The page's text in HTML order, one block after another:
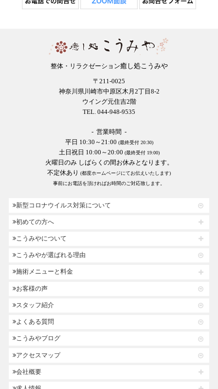
整体・リラクゼーション癒し処こうみや
〒211-0025
神奈川県川崎市中原区木月2丁目8-2
ウイング元住吉2階
TEL. 044-948-9535
- 営業時間 -
平日 10:30～21:00 (最終受付 20:30)
土日祝日 10:00～20:00 (最終受付 19:00)
火曜日のみ しばらくの間お休みとなります。
不定休あり (都度ホームページにてお伝えいたします)
事前にお電話を頂ければお時間のご対応致します。
新型コロナウイルス対策について
初めての方へ
こうみやについて
こうみやが選ばれる理由
施術メニューと料金
お客様の声
スタッフ紹介
よくある質問
こうみやブログ
アクセスマップ
会社概要